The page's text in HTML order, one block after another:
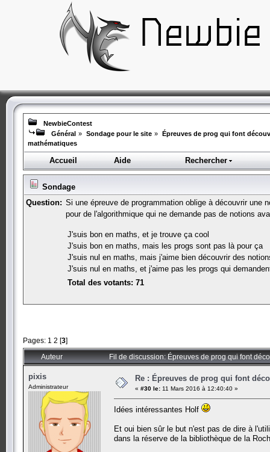
NewbieContest
Général » Sondage pour le site » Épreuves de prog qui font
mathématiques
Accueil Aide Rechercher
Sondage
Question: Si une épreuve de programmation oblige à découvrir
pour de l'algorithmique qui ne demande pas de notions
J'suis bon en maths, et je trouve ça cool
J'suis bon en maths, mais les progs sont pas là pour ça
J'suis nul en maths, mais j'aime bien découvrir des
J'suis nul en maths, et j'aime pas les progs qui
Total des votants: 71
Pages: 1 2 [3]
Auteur Fil de discussion: Épreuves de prog qui font
pixis
Administrateur
Re : Épreuves de prog qui font
« #30 le: 11 Mars 2016 à 12:40:40 »
Idées intéressantes Holf
Et oui bien sûr le but n'est pas de dire à
dans la réserve de la bibliothèque de la